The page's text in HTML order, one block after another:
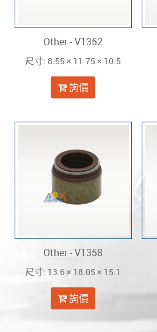
Other - V1352
尺寸: 8.55 × 11.75 × 10.5
詢價
Other - V1358
尺寸: 13.6 × 18.05 × 15.1
詢價